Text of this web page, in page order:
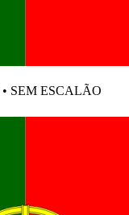
• SEM ESCALÃO